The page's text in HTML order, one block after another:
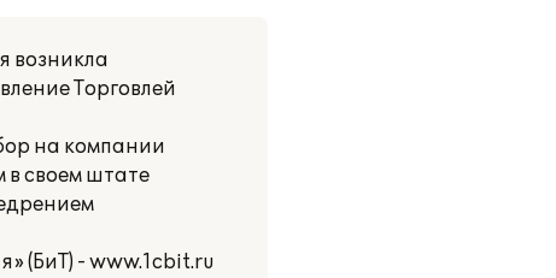
возникла
Торговлей
на компании
в своем штате
(БиТ) - www.1cbit.ru